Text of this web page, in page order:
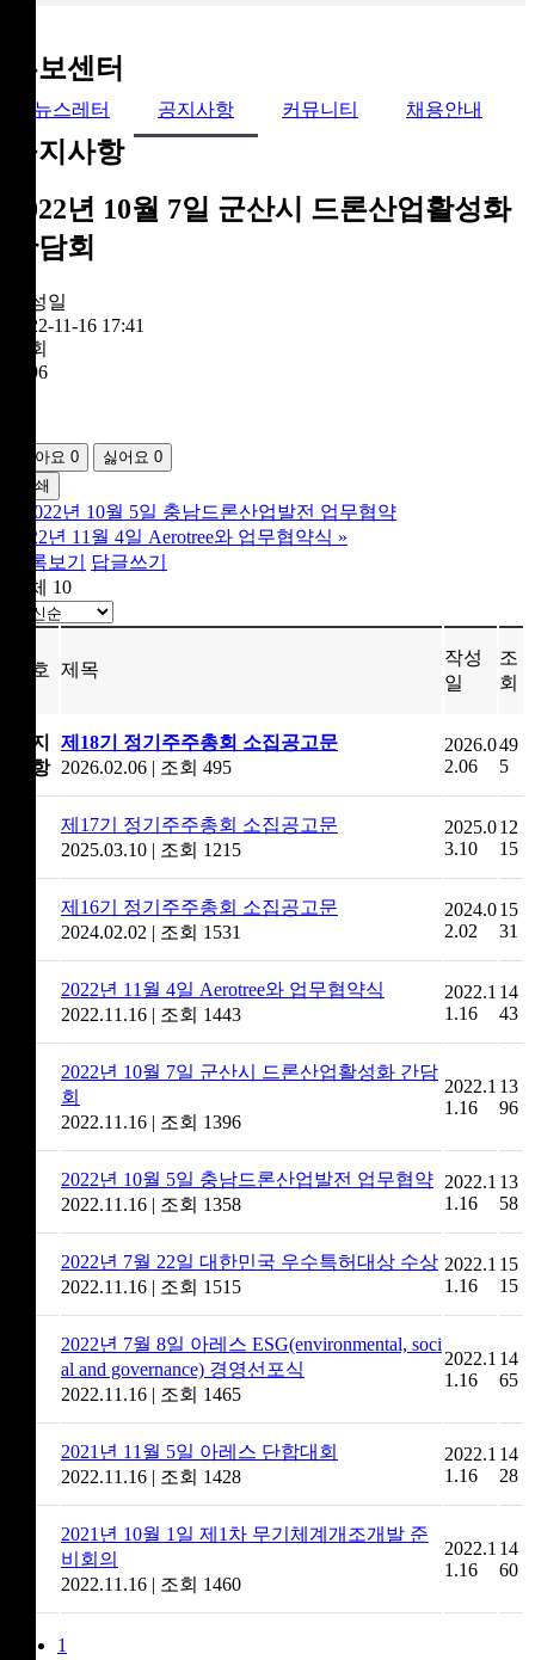
홍보센터
뉴스레터 공지사항 커뮤니티 채용안내
공지사항
2022년 10월 7일 군산시 드론산업활성화
간담회
작성일
2022-11-16 17:41
조회
1396
좋아요 0 싫어요 0
인쇄
2022년 10월 5일 충남드론산업발전 업무협약
2022년 11월 4일 Aerotree와 업무협약식 »
목록보기
답글쓰기
전체 10
번호 제목
작성
일
조
회
공지
사항
제18기 정기주주총회 소집공고문
2026.02.06 | 조회 495
2026.0
2.06
49
5
제17기 정기주주총회 소집공고문
2025.03.10 | 조회 1215
2025.0
3.10
12
15
제16기 정기주주총회 소집공고문
2024.02.02 | 조회 1531
2024.0
2.02
15
31
2022년 11월 4일 Aerotree와 업무협약식
2022.11.16 | 조회 1443
2022.1
1.16
14
43
2022년 10월 7일 군산시 드론산업활성화 간담
회
2022.11.16 | 조회 1396
2022.1
1.16
13
96
2022년 10월 5일 충남드론산업발전 업무협약
2022.11.16 | 조회 1358
2022.1
1.16
13
58
2022년 7월 22일 대한민국 우수특허대상 수상
2022.11.16 | 조회 1515
2022.1
1.16
15
15
2022년 7월 8일 아레스 ESG(environmental, soci
al and governance) 경영선포식
2022.11.16 | 조회 1465
2022.1
1.16
14
65
2021년 11월 5일 아레스 단합대회
2022.11.16 | 조회 1428
2022.1
1.16
14
28
2021년 10월 1일 제1차 무기체계개조개발 준
비회의
2022.11.16 | 조회 1460
2022.1
1.16
14
60
1